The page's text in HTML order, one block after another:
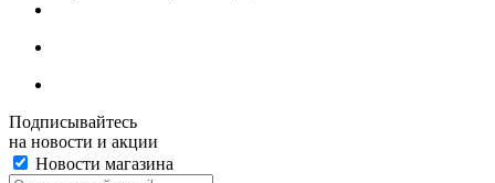
Подписывайтесь
на новости и акции
Новости магазина